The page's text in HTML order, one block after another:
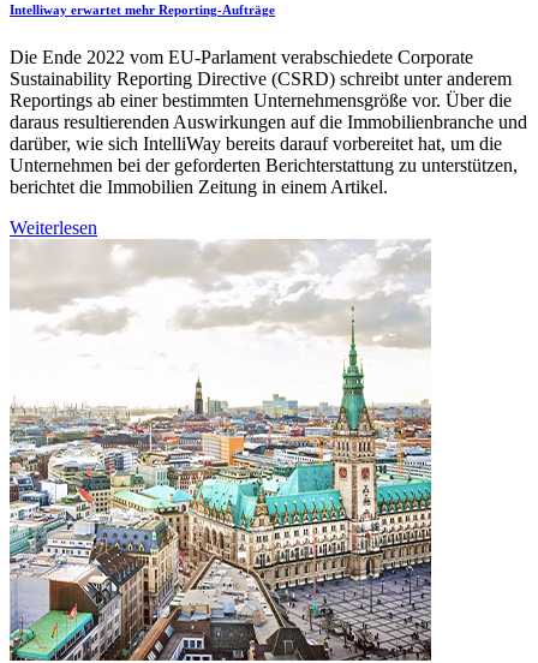
Intelliway erwartet mehr Reporting-Aufträge
Die Ende 2022 vom EU-Parlament verabschiedete Corporate
Sustainability Reporting Directive (CSRD) schreibt unter anderem
Reportings ab einer bestimmten Unternehmensgröße vor. Über die
daraus resultierenden Auswirkungen auf die Immobilienbranche und
darüber, wie sich IntelliWay bereits darauf vorbereitet hat, um die
Unternehmen bei der geforderten Berichterstattung zu unterstützen,
berichtet die Immobilien Zeitung in einem Artikel.
Weiterlesen